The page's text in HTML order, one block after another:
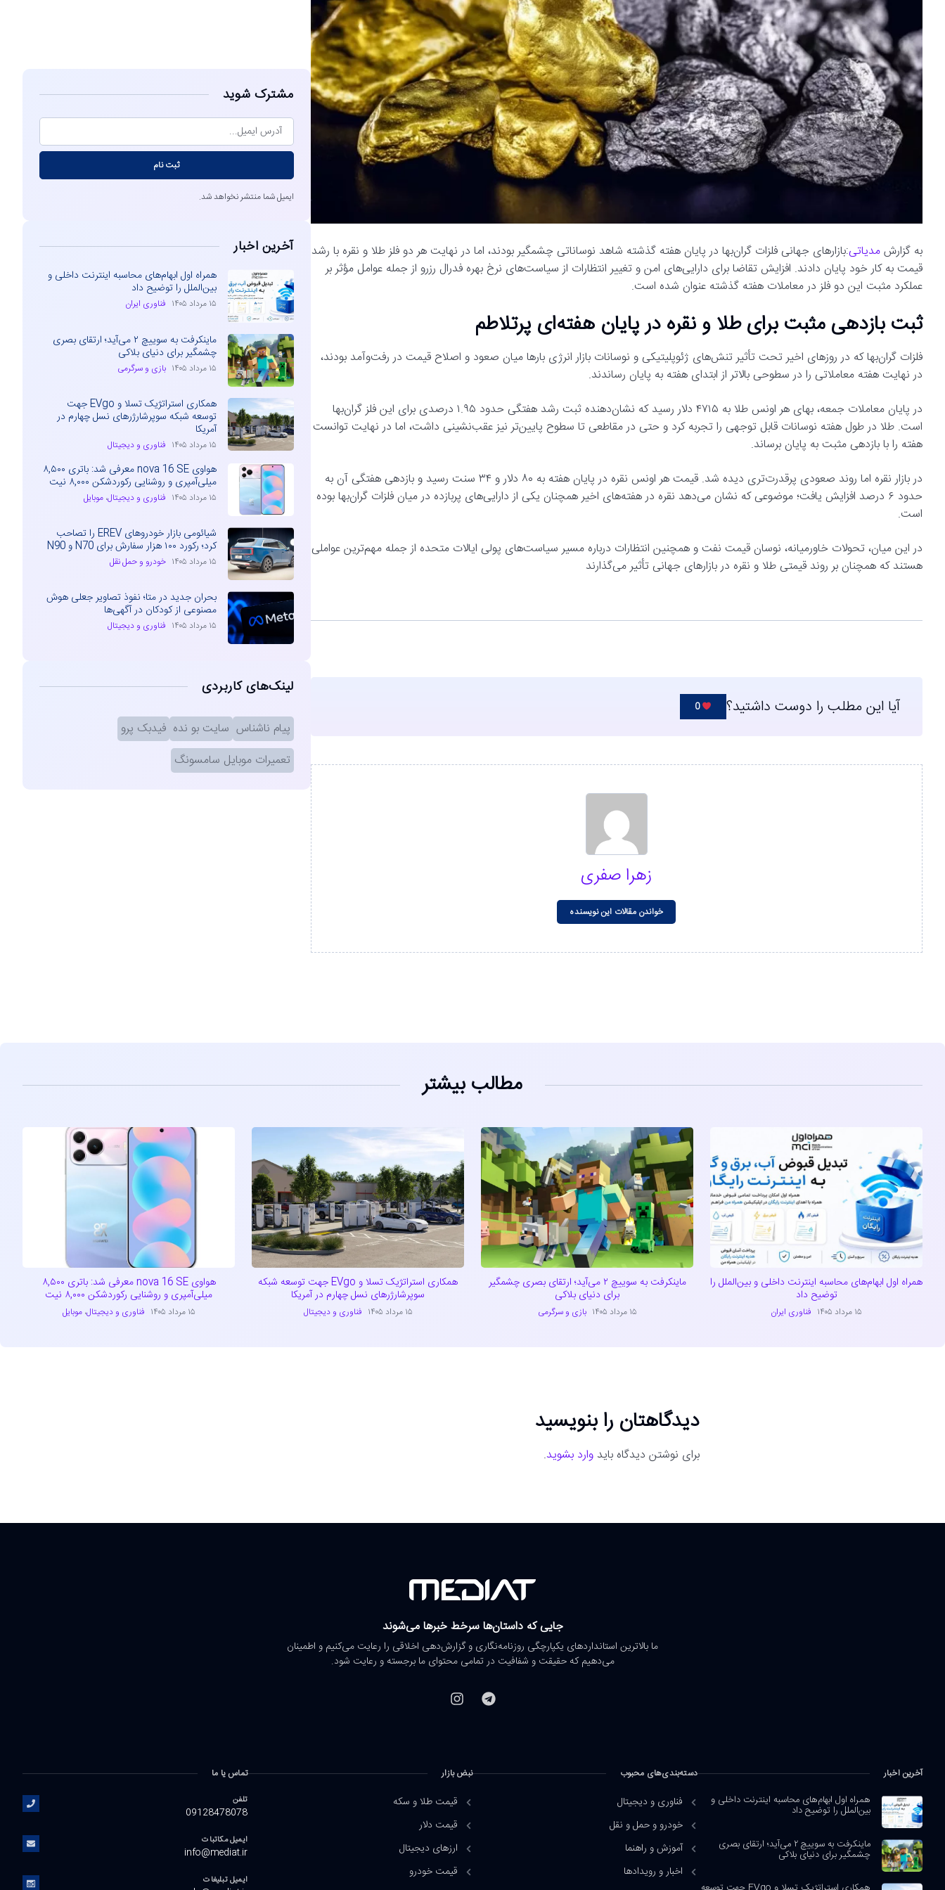
به گزارشمدیاتی:بازارهای جهانی فلزات گران‌بها در پایان هفته گذشته شاهد نوساناتی چشمگیر بودند، اما در نهایت هر دو فلز طلا و نقره با رشد
قیمت به کار خود پایان دادند. افزایش تقاضا برای دارایی‌های امن و تغییر انتظارات از سیاست‌های نرخ بهره فدرال رزرو از جمله عوامل مؤثر بر
عملکرد مثبت این دو فلز در معاملات هفته گذشته عنوان شده است.
ثبت بازدهی مثبت برای طلا و نقره در پایان هفته‌ای پرتلاطم
فلزات گران‌بها که در روزهای اخیر تحت تأثیر تنش‌های ژئوپلیتیکی و نوسانات بازار انرژی بارها میان صعود و اصلاح قیمت در رفت‌وآمد بودند،
در نهایت هفته معاملاتی را در سطوحی بالاتر از ابتدای هفته به پایان رساندند.
در پایان معاملات جمعه، بهای هر اونس طلا به ۴۷۱۵ دلار رسید که نشان‌دهنده ثبت رشد هفتگی حدود ۱.۹۵ درصدی برای این فلز گران‌بها
است. طلا در طول هفته نوسانات قابل توجهی را تجربه کرد و حتی در مقاطعی تا سطوح پایین‌تر نیز عقب‌نشینی داشت، اما در نهایت توانست
هفته را با بازدهی مثبت به پایان برساند.
در بازار نقره اما روند صعودی پرقدرت‌تری دیده شد. قیمت هر اونس نقره در پایان هفته به ۸۰ دلار و ۳۴ سنت رسید و بازدهی هفتگی آن به
حدود ۶ درصد افزایش یافت؛ موضوعی که نشان می‌دهد نقره در هفته‌های اخیر همچنان یکی از دارایی‌های پربازده در میان فلزات گران‌بها بوده
است.
در این میان، تحولات خاورمیانه، نوسان قیمت نفت و همچنین انتظارات درباره مسیر سیاست‌های پولی ایالات متحده از جمله مهم‌ترین عواملی
هستند که همچنان بر روند قیمتی طلا و نقره در بازارهای جهانی تأثیر می‌گذارند
آیا این مطلب را دوست داشتید؟ 0
زهرا صفری
خواندن مقالات این نویسنده
مشترک شوید
ثبت نام
ایمیل شما منتشر نخواهد شد.
آخرین اخبار
همراه اول ابهام‌های محاسبه اینترنت داخلی و
بین‌الملل را توضیح داد
۱۵ مرداد ۱۴۰۵ فناوری ایران
ماینکرفت به سوییچ ۲ می‌آید؛ ارتقای بصری
چشمگیر برای دنیای بلاکی
۱۵ مرداد ۱۴۰۵ بازی و سرگرمی
همکاری استراتژیک تسلا و EVgo جهت
توسعه شبکه سوپرشارژرهای نسل چهارم در
آمریکا
۱۵ مرداد ۱۴۰۵ فناوری و دیجیتال
هواوی nova 16 SE معرفی شد: باتری ۸,۵۰۰
میلی‌آمپری و روشنایی رکوردشکن ۸,۰۰۰ نیت
۱۵ مرداد ۱۴۰۵ فناوری و دیجیتال،موبایل
شیائومی بازار خودروهای EREV را تصاحب
کرد؛ رکورد ۱۰۰ هزار سفارش برای N70 و N90
۱۵ مرداد ۱۴۰۵ خودرو و حمل نقل
بحران جدید در متا؛ نفوذ تصاویر جعلی هوش
مصنوعی از کودکان در آگهی‌ها
۱۵ مرداد ۱۴۰۵ فناوری و دیجیتال
لینک‌های کاربردی
پیام ناشناس سایت بو نده فیدبک پرو
تعمیرات موبایل سامسونگ
مطالب بیشتر
همراه اول ابهام‌های محاسبه اینترنت داخلی و بین‌الملل را
توضیح داد
۱۵ مرداد ۱۴۰۵ فناوری ایران
ماینکرفت به سوییچ ۲ می‌آید؛ ارتقای بصری چشمگیر
برای دنیای بلاکی
۱۵ مرداد ۱۴۰۵ بازی و سرگرمی
همکاری استراتژیک تسلا و EVgo جهت توسعه شبکه
سوپرشارژرهای نسل چهارم در آمریکا
۱۵ مرداد ۱۴۰۵ فناوری و دیجیتال
هواوی nova 16 SE معرفی شد: باتری ۸,۵۰۰
میلی‌آمپری و روشنایی رکوردشکن ۸,۰۰۰ نیت
۱۵ مرداد ۱۴۰۵ فناوری و دیجیتال،موبایل
دیدگاهتان را بنویسید
برای نوشتن دیدگاه بایدوارد بشوید.
جایی که داستان‌ها سرخط خبرها می‌شوند
ما بالاترین استانداردهای یکپارچگی روزنامه‌نگاری و گزارش‌دهی اخلاقی را رعایت می‌کنیم و اطمینان
می‌دهیم که حقیقت و شفافیت در تمامی محتوای ما برجسته و رعایت شود.
آخرین اخبار
همراه اول ابهام‌های محاسبه اینترنت داخلی و
بین‌الملل را توضیح داد
ماینکرفت به سوییچ ۲ می‌آید؛ ارتقای بصری
چشمگیر برای دنیای بلاکی
دسته‌بندی‌های محبوب
فناوری و دیجیتال
خودرو و حمل و نقل
آموزش و راهنما
اخبار و رویدادها
نبض بازار
قیمت طلا و سکه
قیمت دلار
ارزهای دیجیتال
قیمت خودرو
تماس یا ما
تلفن
09128478078
ایمیل مکاتبات
info@mediat.ir
ایمیل تبلیغات